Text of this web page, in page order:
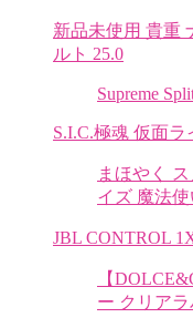
新品未使用 貴重
ルト 25.0
Supreme
S.I.C.極魂 仮面ラ
まほやく
イズ 魔法
JBL CONTROL
【
ー クリア